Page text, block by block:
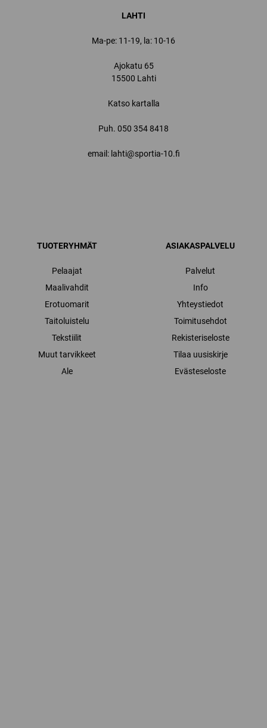
LAHTI
Ma-pe: 11-19, la: 10-16
Ajokatu 65
15500 Lahti
Katso kartalla
Puh. 050 354 8418
email: lahti@sportia-10.fi
TUOTERYHMÄT
Pelaajat
Maalivahdit
Erotuomarit
Taitoluistelu
Tekstiilit
Muut tarvikkeet
Ale
ASIAKASPALVELU
Palvelut
Info
Yhteystiedot
Toimitusehdot
Rekisteriseloste
Tilaa uusiskirje
Evästeseloste